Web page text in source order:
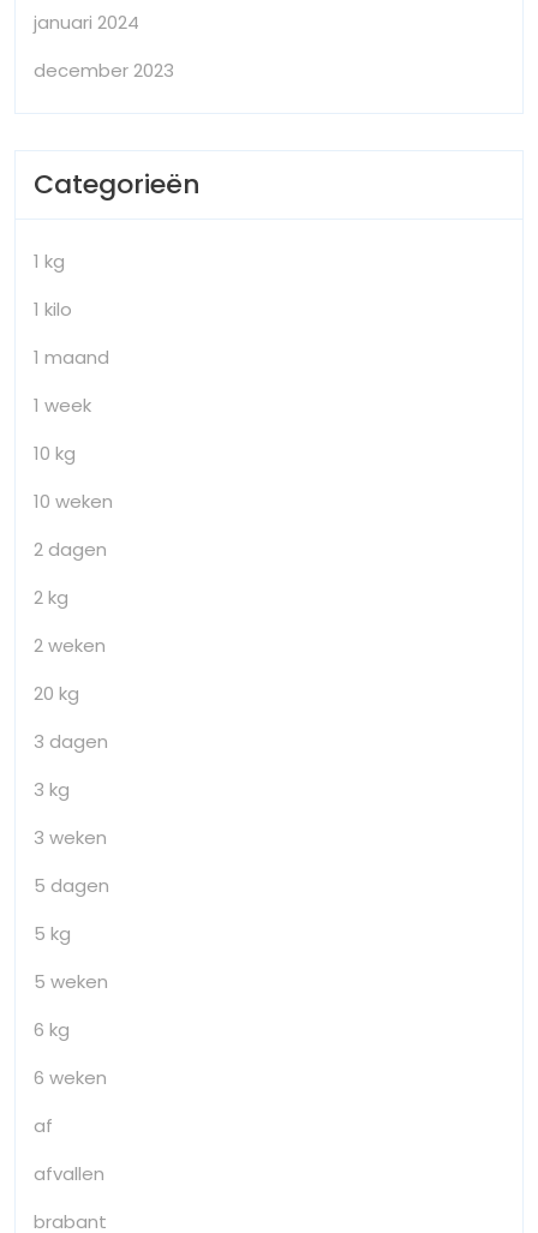
januari 2024
december 2023
Categorieën
1 kg
1 kilo
1 maand
1 week
10 kg
10 weken
2 dagen
2 kg
2 weken
20 kg
3 dagen
3 kg
3 weken
5 dagen
5 kg
5 weken
6 kg
6 weken
af
afvallen
brabant